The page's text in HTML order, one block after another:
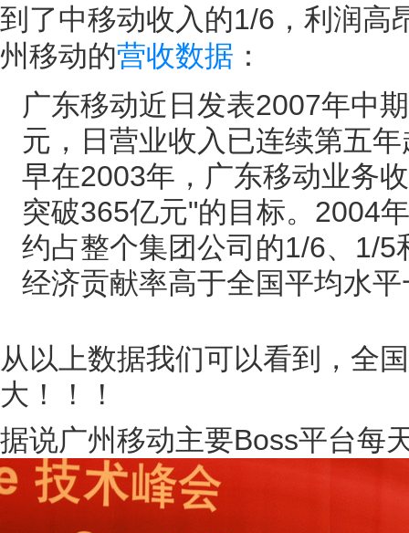
到了中移动收入的1/6，利润高
州移动的营收数据 ：
广东移动近日发表2007年中
元，日营业收入已连续第五
早在2003年，广东移动业务
突破365亿元"的目标。2004
约占整个集团公司的1/6、1/
经济贡献率高于全国平均水
从以上数据我们可以看到，全
大！！！
据说广州移动主要Boss平台每